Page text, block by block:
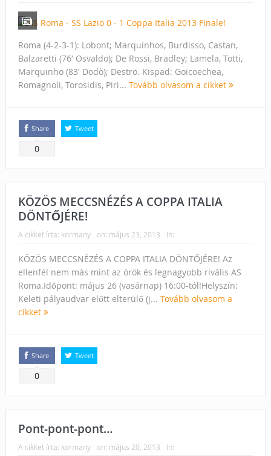
Roma (4-2-3-1): Lobont; Marquinhos, Burdisso, Castan,
Balzaretti (76′ Osvaldo); De Rossi, Bradley; Lamela, Totti,
Marquinho (83′ Dodò); Destro. Kispad: Goicoechea,
Romagnoli, Torosidis, Piri... Tovább olvasom a cikket
Share
0
Tweet
KÖZÖS MECCSNÉZÉS A COPPA ITALIA
DÖNTŐJÉRE!
A cikket írta: kormany on: május 23, 2013 In:
KÖZÖS MECCSNÉZÉS A COPPA ITALIA DÖNTŐJÉRE! Az
ellenfél nem más mint az örök és legnagyobb rivális AS
Roma.Időpont: május 26 (vasárnap) 16:00-tól!Helyszín:
Keleti pályaudvar előtt elterülő (j... Tovább olvasom a
cikket
Share
0
Tweet
Pont-pont-pont…
A cikket írta: kormany on: május 20, 2013 In: